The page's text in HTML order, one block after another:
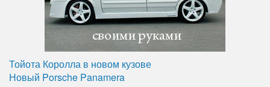
Тойота Королла в новом кузове
Новый Porsche Panamera